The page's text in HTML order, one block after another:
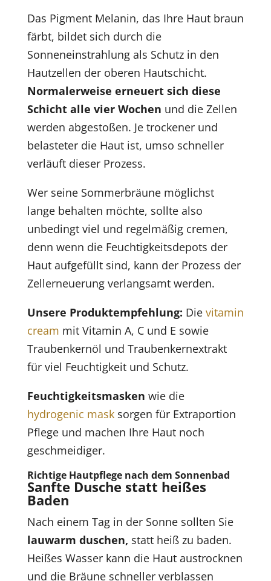
Das Pigment Melanin, das Ihre Haut braun
färbt, bildet sich durch die
Sonneneinstrahlung als Schutz in den
Hautzellen der oberen Hautschicht.
Normalerweise erneuert sich diese
Schicht alle vier Wochen und die Zellen
werden abgestoßen. Je trockener und
belasteter die Haut ist, umso schneller
verläuft dieser Prozess.
Wer seine Sommerbräune möglichst
lange behalten möchte, sollte also
unbedingt viel und regelmäßig cremen,
denn wenn die Feuchtigkeitsdepots der
Haut aufgefüllt sind, kann der Prozess der
Zellerneuerung verlangsamt werden.
Unsere Produktempfehlung: Die vitamin
cream mit Vitamin A, C und E sowie
Traubenkernöl und Traubenkernextrakt
für viel Feuchtigkeit und Schutz.
Feuchtigkeitsmasken wie die
hydrogenic masksorgen für Extraportion
Pflege und machen Ihre Haut noch
geschmeidiger.
Richtige Hautpflege nach dem Sonnenbad
Sanfte Dusche statt heißes
Baden
Nach einem Tag in der Sonne sollten Sie
lauwarm duschen, statt heiß zu baden.
Heißes Wasser kann die Haut austrocknen
und die Bräune schneller verblassen